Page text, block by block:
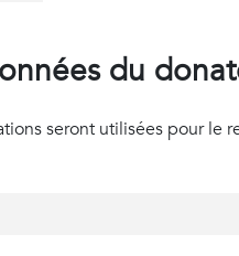
du
seront utilisées pour le